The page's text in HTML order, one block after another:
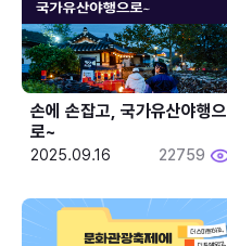
손에 손잡고, 국가유산야행으
로~
2025.09.16 22759